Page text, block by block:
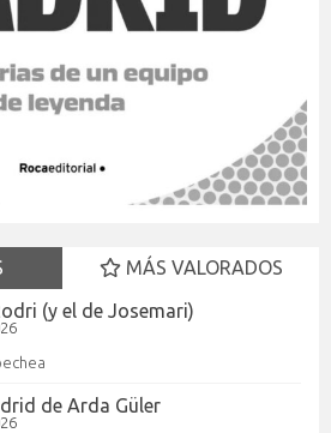
MÁS VALORADOS
(y el de Josemari)
de Arda Güler